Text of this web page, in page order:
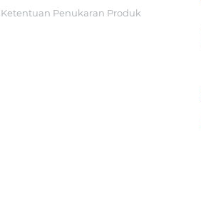
Ketentuan Penukaran Produk